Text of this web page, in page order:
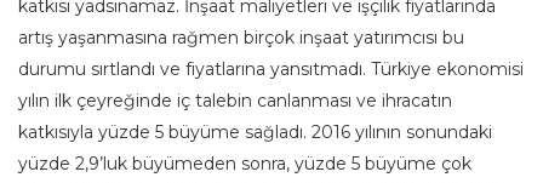
katkısı yadsınamaz. İnşaat maliyetleri ve işçilik fiyatlarında
artış yaşanmasına rağmen birçok inşaat yatırımcısı bu
durumu sırtlandı ve fiyatlarına yansıtmadı. Türkiye ekonomisi
yılın ilk çeyreğinde iç talebin canlanması ve ihracatın
katkısıyla yüzde 5 büyüme sağladı. 2016 yılının sonundaki
yüzde 2,9’luk büyümeden sonra, yüzde 5 büyüme çok